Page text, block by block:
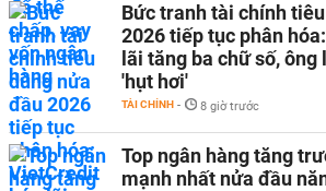
Bức tranh tài chính
2026 tiếp tục phân
lãi tăng ba chữ số,
'hụt hơi'
TÀI CHÍNH - 8 giờ trước
Top ngân hàng tăng
mạnh nhất nửa đầu